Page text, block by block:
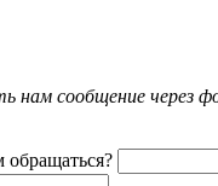
нам сообщение через